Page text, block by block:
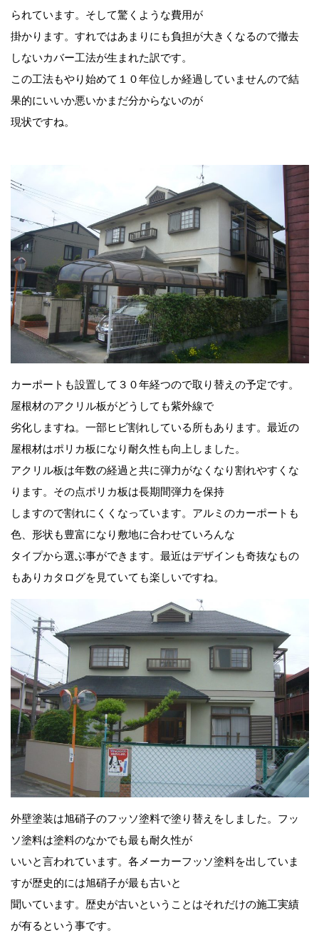
られています。そして驚くような費用が
掛かります。すれではあまりにも負担が大きくなるので撤去
しないカバー工法が生まれた訳です。
この工法もやり始めて１０年位しか経過していませんので結
果的にいいか悪いかまだ分からないのが
現状ですね。
カーポートも設置して３０年経つので取り替えの予定です。
屋根材のアクリル板がどうしても紫外線で
劣化しますね。一部ヒビ割れしている所もあります。最近の
屋根材はポリカ板になり耐久性も向上しました。
アクリル板は年数の経過と共に弾力がなくなり割れやすくな
ります。その点ポリカ板は長期間弾力を保持
しますので割れにくくなっています。アルミのカーポートも
色、形状も豊富になり敷地に合わせていろんな
タイプから選ぶ事ができます。最近はデザインも奇抜なもの
もありカタログを見ていても楽しいですね。
外壁塗装は旭硝子のフッソ塗料で塗り替えをしました。フッ
ソ塗料は塗料のなかでも最も耐久性が
いいと言われています。各メーカーフッソ塗料を出していま
すが歴史的には旭硝子が最も古いと
聞いています。歴史が古いということはそれだけの施工実績
が有るという事です。